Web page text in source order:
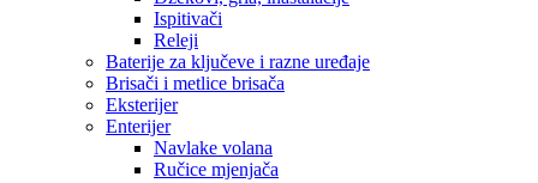
Ispitivači
Releji
Baterije za ključeve i razne uređaje
Brisači i metlice brisača
Eksterijer
Enterijer
Navlake volana
Ručice mjenjača